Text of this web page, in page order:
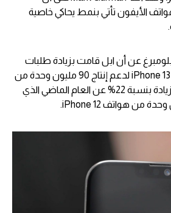
الأيفون تأتي بنمط يحاكي خاصية
عن أن ابل قامت بزيادة طلبات
التوريد لتكوينات هواتف iPhone 13 لدعم إنتاج 90 مليون وحدة من
إصدارات هذا العام، أي بزيادة بنسبة 22% عن العام الماضي الذي